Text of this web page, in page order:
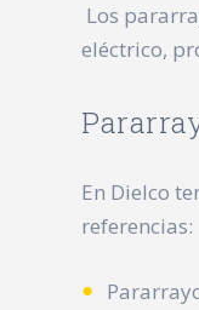
Los
eléctrico,
En Dielco
referencias: